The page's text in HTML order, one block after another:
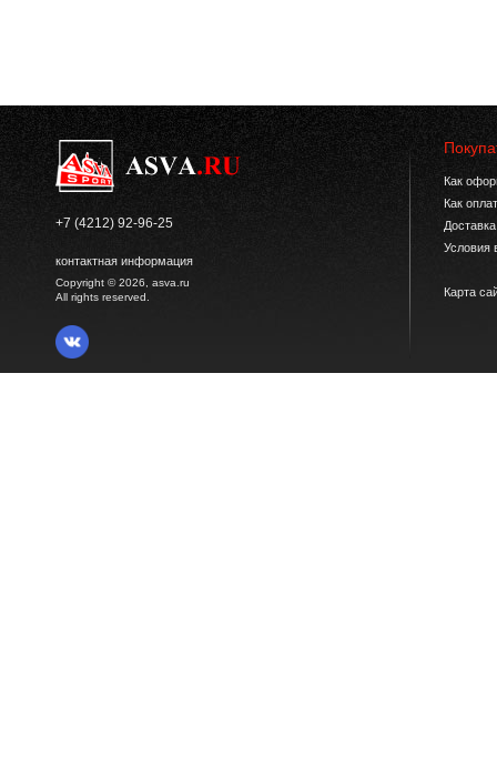
+7 (4212) 92-96-25
контактная информация
Copyright © 2026, asva.ru
All rights reserved.
Как
Как
Условия
Карта